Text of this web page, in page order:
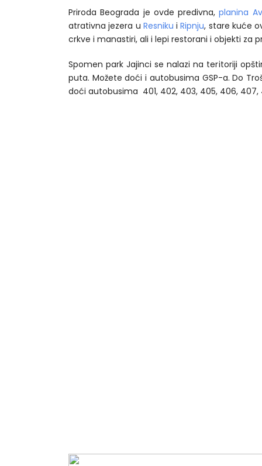
Priroda Beograda je ovde predivna,planina
atrativna jezera u Resniku iRipnju, stare kuće
crkve i manastiri, ali i lepi restorani i objekti za
Spomen park Jajinci se nalazi na teritoriji
puta. Možete doći i autobusima GSP-a. Do
doći autobusima 401, 402, 403, 405, 406, 407,